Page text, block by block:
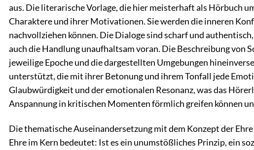
aus. Die literarische Vorlage, die hier meisterhaft als Hörbuch
Charaktere und ihrer Motivationen. Sie werden die inneren
nachvollziehen können. Die Dialoge sind scharf und
auch die Handlung unaufhaltsam voran. Die Beschreibung von
jeweilige Epoche und die dargestellten Umgebungen
unterstützt, die mit ihrer Betonung und ihrem Tonfall jede
Glaubwürdigkeit und der emotionalen Resonanz, was das
Anspannung in kritischen Momenten förmlich greifen können
Die thematische Auseinandersetzung mit dem Konzept der
Ehre im Kern bedeutet: Ist es ein unumstößliches Prinzip, ein